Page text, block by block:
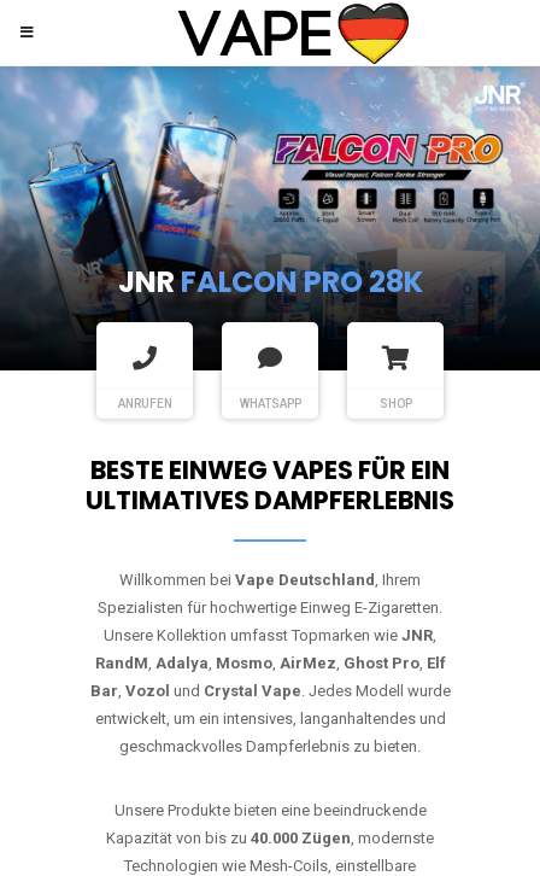
JNRSHISHA HOOKAH MAX
ANRUFEN WHATSAPP SHOP
BESTE EINWEG VAPES FÜR EIN
ULTIMATIVES DAMPFERLEBNIS
Willkommen bei Vape Deutschland, Ihrem
Spezialisten für hochwertige Einweg E-Zigaretten.
Unsere Kollektion umfasst Topmarken wie JNR,
RandM, Adalya, Mosmo, AirMez, Ghost Pro, Elf
Bar, Vozol und Crystal Vape. Jedes Modell wurde
entwickelt, um ein intensives, langanhaltendes und
geschmackvolles Dampferlebnis zu bieten.
Unsere Produkte bieten eine beeindruckende
Kapazität von bis zu 40.000 Zügen, modernste
Technologien wie Mesh-Coils, einstellbare